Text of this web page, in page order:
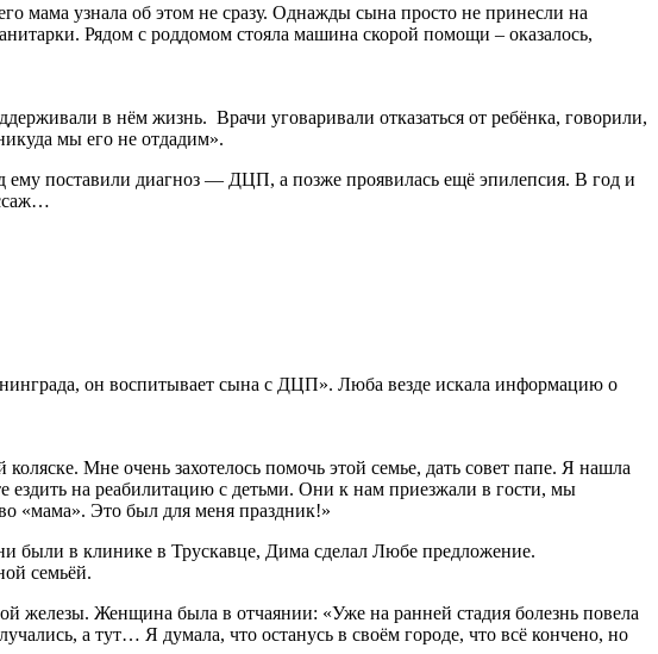
мама узнала об этом не сразу. Однажды сына просто не принесли на
Рядом с роддомом стояла машина скорой помощи – оказалось,
в нём жизнь. Врачи уговаривали отказаться от ребёнка, говорили,
мы его не отдадим».
ему поставили диагноз — ДЦП, а позже проявилась ещё эпилепсия. В год и
он воспитывает сына с ДЦП». Люба везде искала информацию о
Мне очень захотелось помочь этой семье, дать совет папе. Я нашла
на реабилитацию с детьми. Они к нам приезжали в гости, мы
«мама». Это был для меня праздник!»
были в клинике в Трускавце, Дима сделал Любе предложение.
семьёй.
железы. Женщина была в отчаянии: «Уже на ранней стадия болезнь повела
а тут… Я думала, что останусь в своём городе, что всё кончено, но